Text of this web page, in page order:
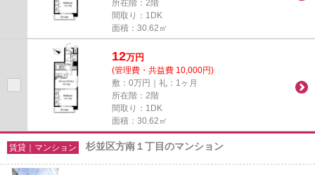
所在階：2階
間取り：1DK
面積：30.62㎡
12万円
(管理費・共益費 10,000円)
敷：0万円｜礼：1ヶ月
所在階：2階
間取り：1DK
面積：30.62㎡
賃貸｜マンション 杉並区方南１丁目のマンション